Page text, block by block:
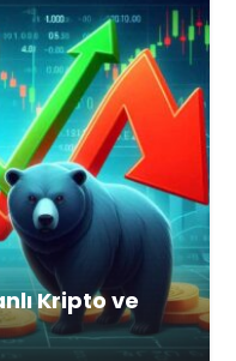
Kripto ve